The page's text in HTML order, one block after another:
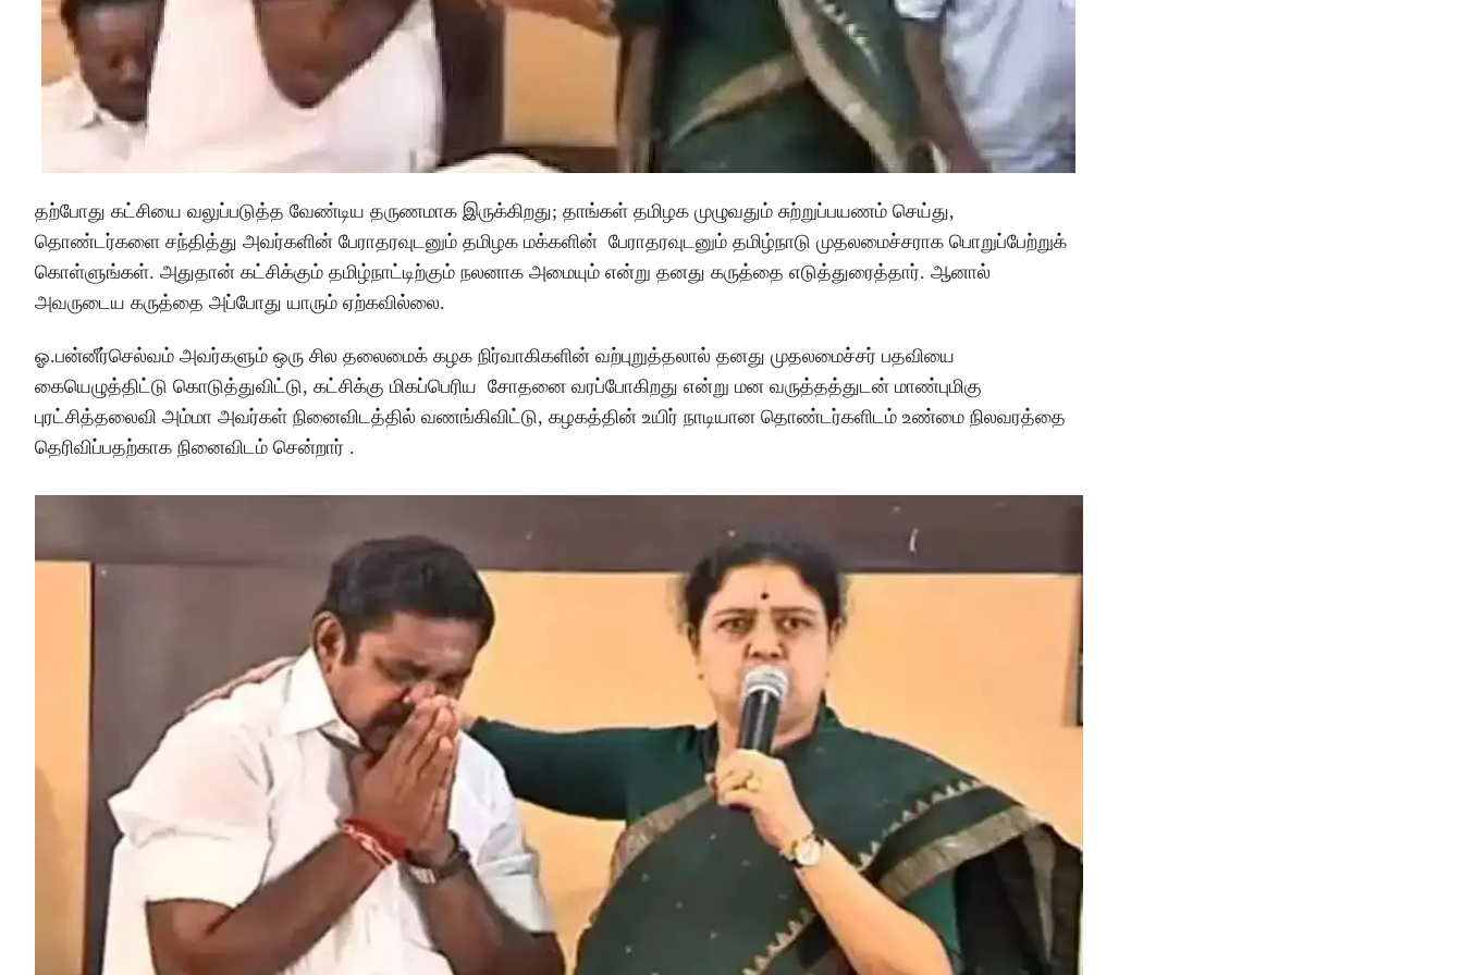
தற்போது கட்சியை வலுப்படுத்த வேண்டிய தருணமாக இருக்கிறது; தாங்கள் தமிழக முழுவதும் சுற்றுப்பயணம் செய்து,
தொண்டர்களை சந்தித்து அவர்களின் பேராதரவுடனும் தமிழக மக்களின் பேராதரவுடனும் தமிழ்நாடு முதலமைச்சராக பொறுப்பேற்றுக்
கொள்ளுங்கள். அதுதான் கட்சிக்கும் தமிழ்நாட்டிற்கும் நலனாக அமையும் என்று தனது கருத்தை எடுத்துரைத்தார். ஆனால்
அவருடைய கருத்தை அப்போது யாரும் ஏற்கவில்லை.
ஓ.பன்னீர்செல்வம் அவர்களும் ஒரு சில தலைமைக் கழக நிர்வாகிகளின் வற்புறுத்தலால் தனது முதலமைச்சர் பதவியை
கையெழுத்திட்டு கொடுத்துவிட்டு, கட்சிக்கு மிகப்பெரிய சோதனை வரப்போகிறது என்று மன வருத்தத்துடன் மாண்புமிகு
புரட்சித்தலைவி அம்மா அவர்கள் நினைவிடத்தில் வணங்கிவிட்டு, கழகத்தின் உயிர் நாடியான தொண்டர்களிடம் உண்மை நிலவரத்தை
தெரிவிப்பதற்காக நினைவிடம் சென்றார் .